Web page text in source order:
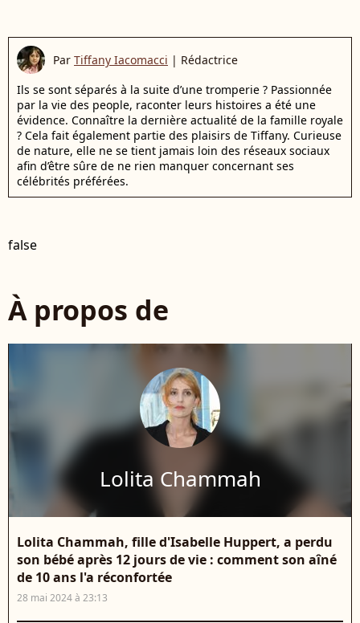
Par Tiffany Iacomacci | Rédactrice
Ils se sont séparés à la suite d’une tromperie ? Passionnée
par la vie des people, raconter leurs histoires a été une
évidence. Connaître la dernière actualité de la famille royale
? Cela fait également partie des plaisirs de Tiffany. Curieuse
de nature, elle ne se tient jamais loin des réseaux sociaux
afin d’être sûre de ne rien manquer concernant ses
célébrités préférées.
false
À propos de
Lolita Chammah
Lolita Chammah, fille d'Isabelle Huppert, a perdu
son bébé après 12 jours de vie : comment son aîné
de 10 ans l'a réconfortée
28 mai 2024 à 23:13